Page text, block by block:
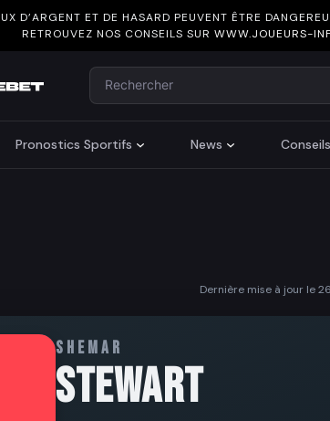
D’ARGENT ET DE HASARD PEUVENT ÊTRE
RETROUVEZ NOS CONSEILS SUR WWW.JOUEURS-
Rechercher
Pronostics Sportifs News
Dernière mise à jour le
SHEMAR
STEWART